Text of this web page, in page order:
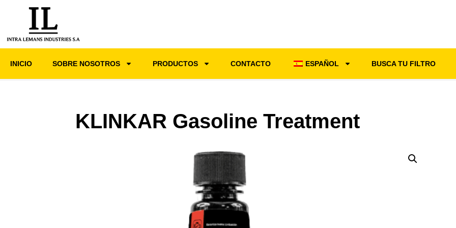
INICIO SOBRE NOSOTROS PRODUCTOS CONTACTO ESPAÑOL BUSCA TU FILTRO
KLINKAR Gasoline Treatment